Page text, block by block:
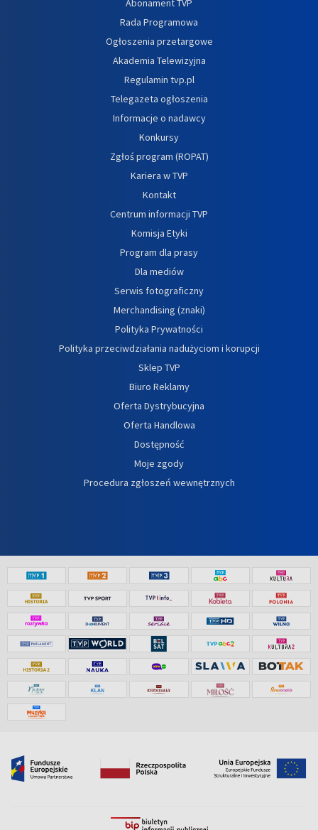
Abonament TVP
Rada Programowa
Ogłoszenia przetargowe
Akademia Telewizyjna
Regulamin tvp.pl
Telegazeta ogłoszenia
Informacje o nadawcy
Konkursy
Zgłoś program (ROPAT)
Kariera w TVP
Kontakt
Centrum informacji TVP
Komisja Etyki
Program dla prasy
Dla mediów
Serwis fotograficzny
Merchandising (znaki)
Polityka Prywatności
Polityka przeciwdziałania nadużyciom i korupcji
Sklep TVP
Biuro Reklamy
Oferta Dystrybucyjna
Oferta Handlowa
Dostępność
Moje zgody
Procedura zgłoszeń wewnętrznych